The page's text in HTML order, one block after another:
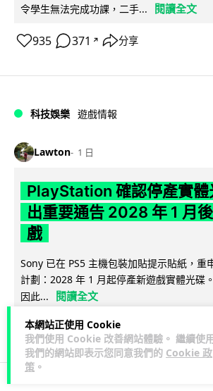
本網站正使用 Cookie
我們使用 Cookie 改善網站體驗。 繼續使
我們的網站即表示您同意我們的 Cookie 政
策 。
令學生無法完成功課，二手...
閱讀全文
935 371 ↗ 分享
科技娛樂 遊戲情報
Lawton 1 日
PlayStation 確認停產實體
出重要通告 2028 年 1 月
戲
Sony 已在 PS5 主機包裝加貼提示貼紙，重
計劃：2028 年 1 月起停產新遊戲實體光碟
因此...
閱讀全文
169 76 ↗ 分享